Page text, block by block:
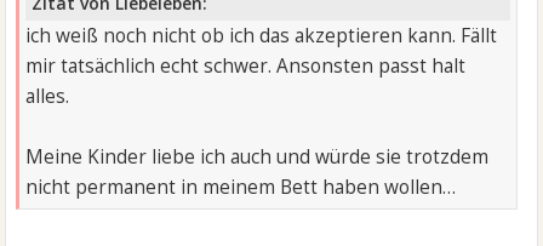
ich weiß noch nicht ob ich das akzeptieren kann. Fällt
mir tatsächlich echt schwer. Ansonsten passt halt
alles.
Meine Kinder liebe ich auch und würde sie trotzdem
nicht permanent in meinem Bett haben wollen…